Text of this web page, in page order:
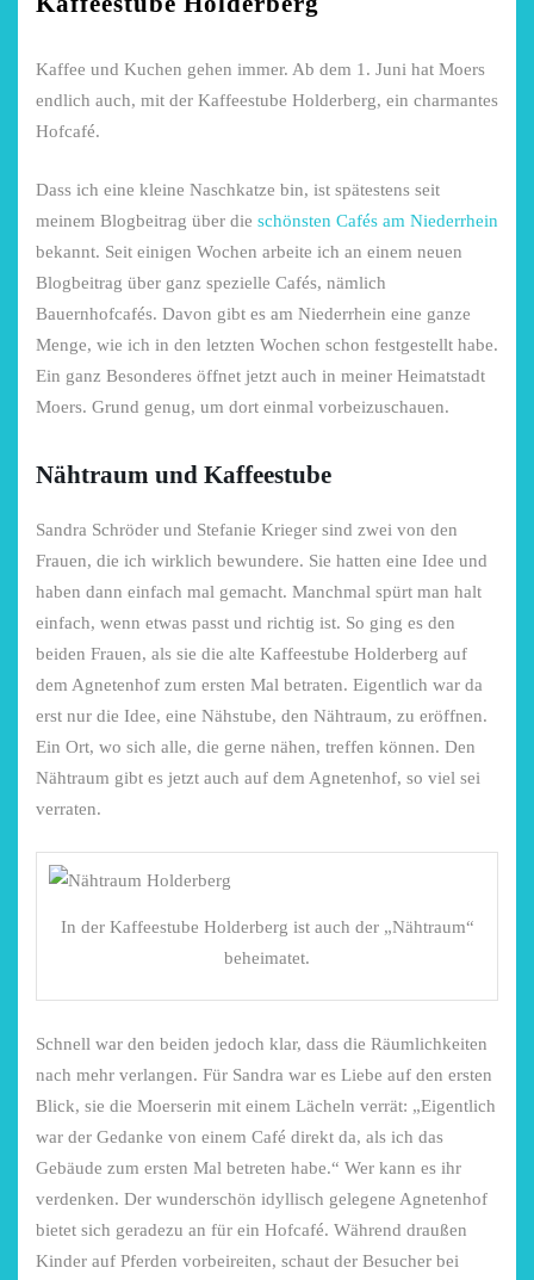
Hofcafés am
Niederrhein
2. Mai 2026
Restsommer - Kea
Garnier
5. April 2026
Kaffee und Kuchen gehen immer. Ab dem 1. Juni hat Moers
endlich auch, mit der Kaffeestube Holderberg, ein charmantes
Hofcafé.
Dass ich eine kleine Naschkatze bin, ist spätestens seit
meinem Blogbeitrag über die schönsten Cafés am Niederrhein
bekannt. Seit einigen Wochen arbeite ich an einem neuen
Blogbeitrag über ganz spezielle Cafés, nämlich
Bauernhofcafés. Davon gibt es am Niederrhein eine ganze
Menge, wie ich in den letzten Wochen schon festgestellt habe.
Ein ganz Besonderes öffnet jetzt auch in meiner Heimatstadt
Moers. Grund genug, um dort einmal vorbeizuschauen.
Nähtraum und Kaffeestube
Sandra Schröder und Stefanie Krieger sind zwei von den
Frauen, die ich wirklich bewundere. Sie hatten eine Idee und
haben dann einfach mal gemacht. Manchmal spürt man halt
einfach, wenn etwas passt und richtig ist. So ging es den
beiden Frauen, als sie die alte Kaffeestube Holderberg auf
dem Agnetenhof zum ersten Mal betraten. Eigentlich war da
erst nur die Idee, eine Nähstube, den Nähtraum, zu eröffnen.
Ein Ort, wo sich alle, die gerne nähen, treffen können. Den
Nähtraum gibt es jetzt auch auf dem Agnetenhof, so viel sei
verraten.
In der Kaffeestube Holderberg ist auch der „Nähtraum“
beheimatet.
Schnell war den beiden jedoch klar, dass die Räumlichkeiten
nach mehr verlangen. Für Sandra war es Liebe auf den ersten
Blick, sie die Moerserin mit einem Lächeln verrät: „Eigentlich
war der Gedanke von einem Café direkt da, als ich das
Gebäude zum ersten Mal betreten habe.“ Wer kann es ihr
verdenken. Der wunderschön idyllisch gelegene Agnetenhof
bietet sich geradezu an für ein Hofcafé. Während draußen
Kinder auf Pferden vorbeireiten, schaut der Besucher bei